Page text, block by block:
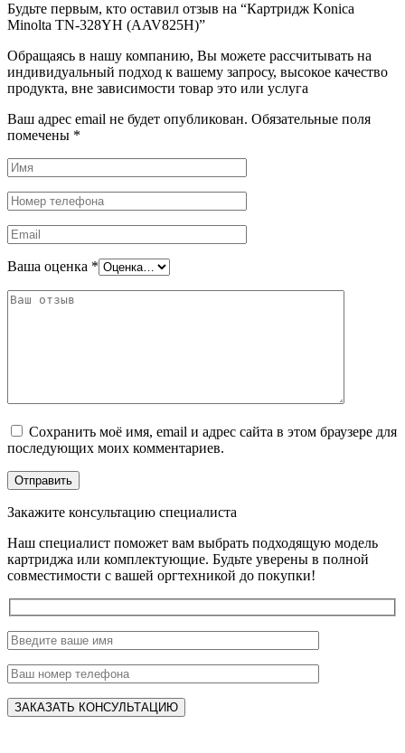
Будьте первым, кто оставил отзыв на “Картридж Konica
Minolta TN-328YH (AAV825H)”
Обращаясь в нашу компанию, Вы можете рассчитывать на
индивидуальный подход к вашему запросу, высокое качество
продукта, вне зависимости товар это или услуга
Ваш адрес email не будет опубликован. Обязательные поля
помечены *
Ваша оценка *
Сохранить моё имя, email и адрес сайта в этом браузере для
последующих моих комментариев.
Закажите консультацию специалиста
Наш специалист поможет вам выбрать подходящую модель
картриджа или комплектующие. Будьте уверены в полной
совместимости с вашей оргтехникой до покупки!